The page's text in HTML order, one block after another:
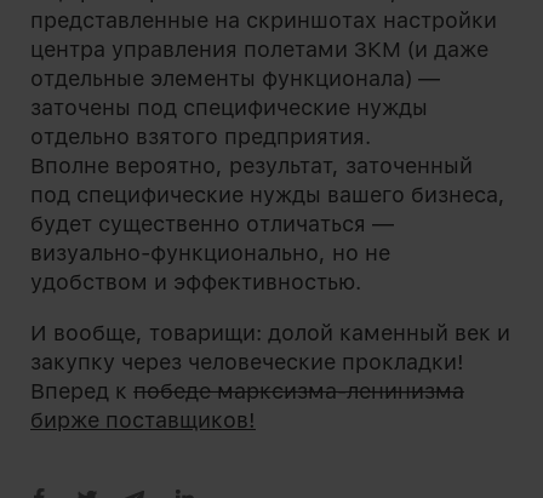
представленные на скриншотах настройки
центра управления полетами ЗКМ (и даже
отдельные элементы функционала) —
заточены под специфические нужды
отдельно взятого предприятия.
Вполне вероятно, результат, заточенный
под специфические нужды вашего бизнеса,
будет существенно отличаться —
визуально-функционально, но не
удобством и эффективностью.
И вообще, товарищи: долой каменный век и
закупку через человеческие прокладки!
Вперед к победе марксизма-ленинизма
бирже поставщиков!